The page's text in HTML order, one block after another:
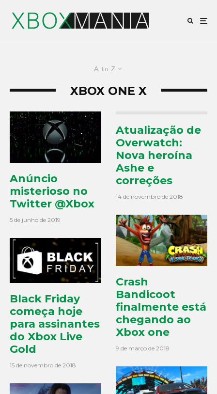
A to Z
XBOX ONE X
Anúncio
misterioso no
Twitter @Xbox
5 de junho de 2019
Black Friday
começa hoje
para assinantes
do Xbox Live
Gold
15 de novembro de 2018
Atualização de
Overwatch:
Nova heroína
Ashe e
correções
14 de novembro de 2018
Crash
Bandicoot
finalmente está
chegando ao
Xbox one
9 de março de 2018